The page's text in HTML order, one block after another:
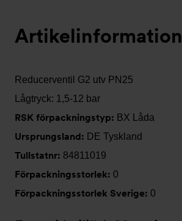
nu)
Artikelinformation
Reducerventil G2 utv PN25
Lågtryck: 1,5-12 bar
RSK förpackningstyp: BX Låda
Ursprungsland: DE Tyskland
Tullstatnr: 84811019
Förpackningsstorlek: 0
Förpackningsstorlek Sverige: 0